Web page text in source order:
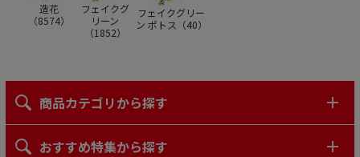
造花
（8574）
フェイクグ
リーン
（1852）
フェイクグリー
ン ポトス（40）
商品カテゴリから探す
おすすめ特集から探す